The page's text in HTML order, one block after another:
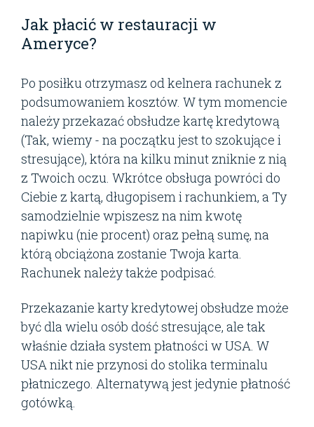
Jak płacić w restauracji w
Ameryce?
Po posiłku otrzymasz od kelnera rachunek z
podsumowaniem kosztów. W tym momencie
należy przekazać obsłudze kartę kredytową
(Tak, wiemy - na początku jest to szokujące i
stresujące), która na kilku minut zniknie z nią
z Twoich oczu. Wkrótce obsługa powróci do
Ciebie z kartą, długopisem i rachunkiem, a Ty
samodzielnie wpiszesz na nim kwotę
napiwku (nie procent) oraz pełną sumę, na
którą obciążona zostanie Twoja karta.
Rachunek należy także podpisać.
Przekazanie karty kredytowej obsłudze może
być dla wielu osób dość stresujące, ale tak
właśnie działa system płatności w USA. W
USA nikt nie przynosi do stolika terminalu
płatniczego. Alternatywą jest jedynie płatność
gotówką.